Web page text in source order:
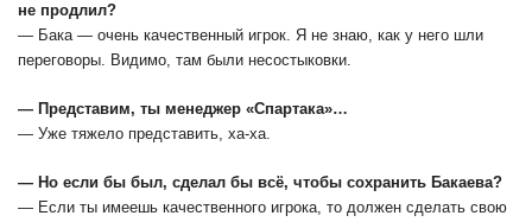
не продлил?
― Бака ― очень качественный игрок. Я не знаю, как у него шли
переговоры. Видимо, там были несостыковки.
― Представим, ты менеджер «Спартака»…
― Уже тяжело представить, ха-ха.
― Но если бы был, сделал бы всё, чтобы сохранить Бакаева?
― Если ты имеешь качественного игрока, то должен сделать свою